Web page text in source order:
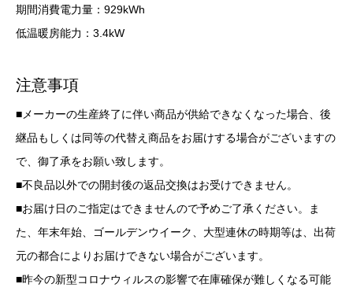
期間消費電力量：929kWh
低温暖房能力：3.4kW
注意事項
■メーカーの生産終了に伴い商品が供給できなくなった場合、後
継品もしくは同等の代替え商品をお届けする場合がございますの
で、御了承をお願い致します。
■不良品以外での開封後の返品交換はお受けできません。
■お届け日のご指定はできませんので予めご了承ください。ま
た、年末年始、ゴールデンウイーク、大型連休の時期等は、出荷
元の都合によりお届けできない場合がございます。
■昨今の新型コロナウィルスの影響で在庫確保が難しくなる可能